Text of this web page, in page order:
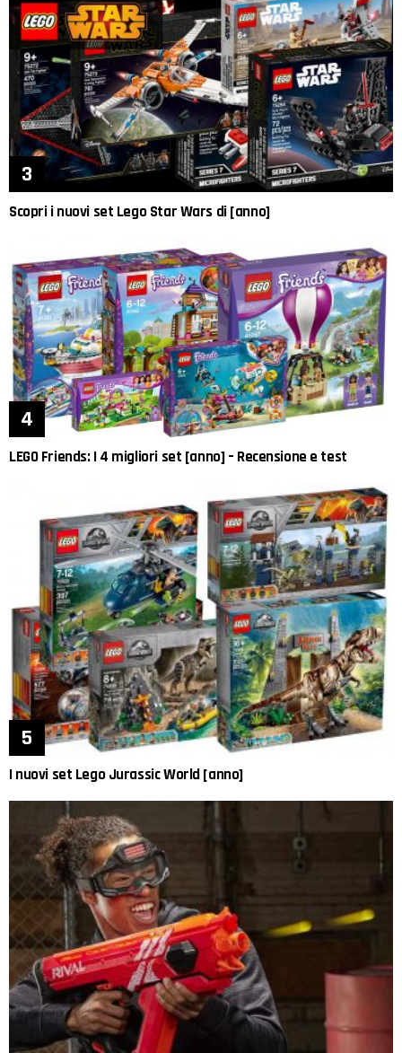
Scopri i nuovi set Lego Star Wars di [anno]
LEGO Friends: I 4 migliori set [anno] – Recensione e test
I nuovi set Lego Jurassic World [anno]